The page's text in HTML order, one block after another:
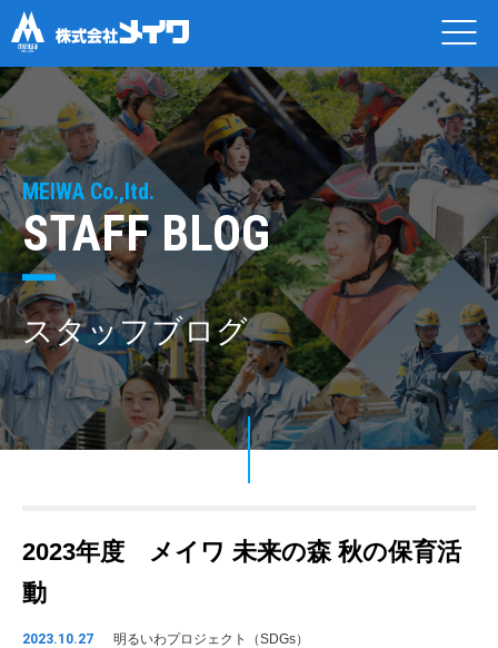
MEIWA Co.,ltd.
STAFF BLOG
スタッフブログ
2023年度 メイワ 未来の森 秋の保育活
動
2023.10.27 明るいわプロジェクト（SDGs）